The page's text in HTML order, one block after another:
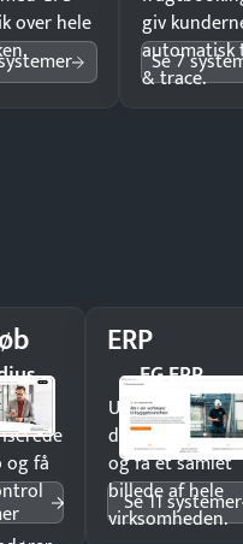
over hele
giv
automatisk
& trace.
Se 7
og få
ERP
EG ERP
Undgå
og få ét samlet
billede af hele
virksomheden.
Se 11 systemer